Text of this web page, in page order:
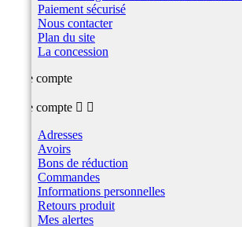
Paiement sécurisé
Nous contacter
Plan du site
La concession
Votre compte
Votre compte  
Adresses
Avoirs
Bons de réduction
Commandes
Informations personnelles
Retours produit
Mes alertes